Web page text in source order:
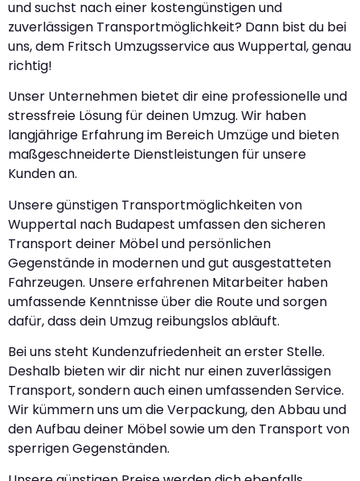
und suchst nach einer kostengünstigen und
zuverlässigen Transportmöglichkeit? Dann bist du bei
uns, dem Fritsch Umzugsservice aus Wuppertal, genau
richtig!
Unser Unternehmen bietet dir eine professionelle und
stressfreie Lösung für deinen Umzug. Wir haben
langjährige Erfahrung im Bereich Umzüge und bieten
maßgeschneiderte Dienstleistungen für unsere
Kunden an.
Unsere günstigen Transportmöglichkeiten von
Wuppertal nach Budapest umfassen den sicheren
Transport deiner Möbel und persönlichen
Gegenstände in modernen und gut ausgestatteten
Fahrzeugen. Unsere erfahrenen Mitarbeiter haben
umfassende Kenntnisse über die Route und sorgen
dafür, dass dein Umzug reibungslos abläuft.
Bei uns steht Kundenzufriedenheit an erster Stelle.
Deshalb bieten wir dir nicht nur einen zuverlässigen
Transport, sondern auch einen umfassenden Service.
Wir kümmern uns um die Verpackung, den Abbau und
den Aufbau deiner Möbel sowie um den Transport von
sperrigen Gegenständen.